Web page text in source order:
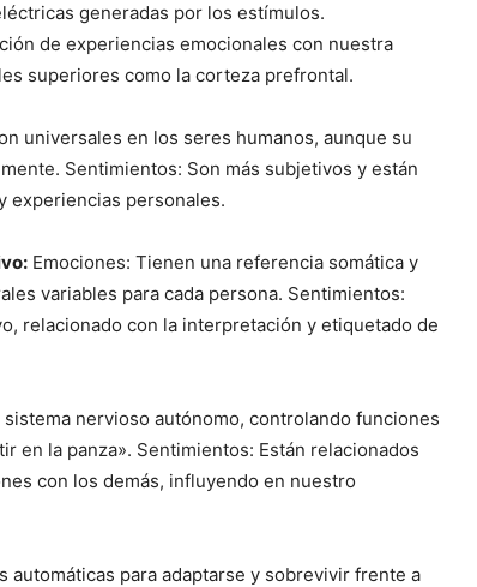
generadas por los estímulos.
de experiencias emocionales con nuestra
superiores como la corteza prefrontal.
universales en los seres humanos, aunque su
Sentimientos: Son más subjetivos y están
experiencias personales.
Emociones: Tienen una referencia somática y
variables para cada persona. Sentimientos:
relacionado con la interpretación y etiquetado de
sistema nervioso autónomo, controlando funciones
en la panza». Sentimientos: Están relacionados
con los demás, influyendo en nuestro
automáticas para adaptarse y sobrevivir frente a